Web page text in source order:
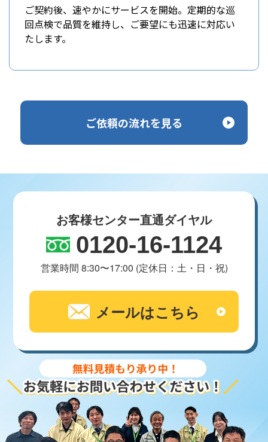
ご契約後、速やかにサービスを開始。定期的な巡
回点検で品質を維持し、ご要望にも迅速に対応い
たします。
ご依頼の流れを見る
お客様センター直通ダイヤル
0120-16-1124
営業時間 8:30〜17:00 (定休日：土・日・祝)
メールはこちら